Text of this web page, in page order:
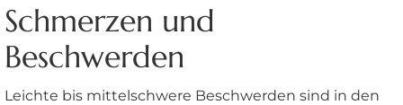
Schmerzen und
Beschwerden
Leichte bis mittelschwere Beschwerden sind in den